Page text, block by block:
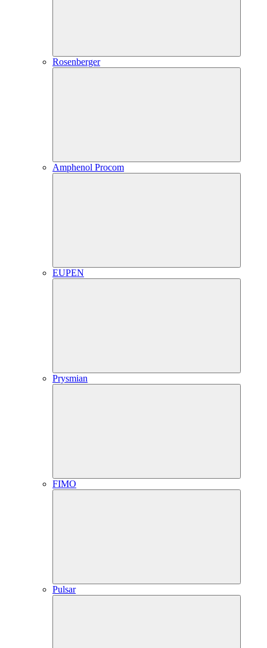
Rosenberger
Amphenol Procom
EUPEN
Prysmian
FIMO
Pulsar